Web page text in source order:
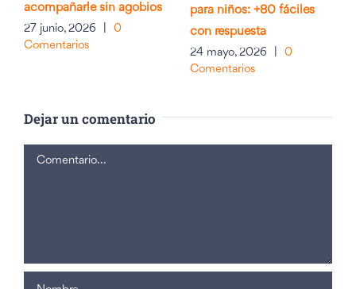
acompañarle sin agobios
27 junio, 2026
0
Comentarios
para niños: +80 fáciles
con respuesta
24 mayo, 2026
0
Comentarios
Dejar un comentario
Comentario